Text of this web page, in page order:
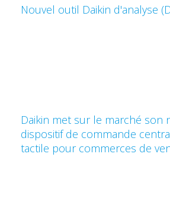
Nouvel outil Daikin d'analyse
Daikin met sur le marché son
dispositif de commande
tactile pour commerces de